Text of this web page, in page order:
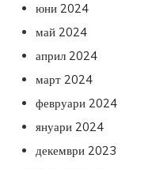
юни 2024
май 2024
април 2024
март 2024
февруари 2024
януари 2024
декември 2023